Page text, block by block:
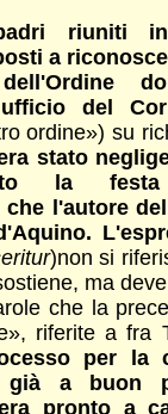
riuniti in
a
del
ordine») su
stato
la
che l'autore
)non si
ma
che la
riferite a fra
per la
già a buon
pronto a